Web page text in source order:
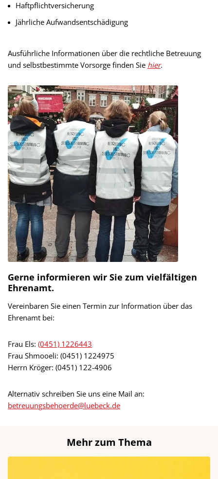
Haftpflichtversicherung
Jährliche Aufwandsentschädigung
Ausführliche Informationen über die rechtliche Betreuung
und selbstbestimmte Vorsorge finden Sie hier.
Gerne informieren wir Sie zum vielfältigen
Ehrenamt.
Vereinbaren Sie einen Termin zur Information über das
Ehrenamt bei:
Frau Els: (0451) 1226443
Frau Shmooeli: (0451) 1224975
Herrn Kröger: (0451) 122-4906
Alternativ schreiben Sie uns eine Mail an:
betreuungsbehoerde@luebeck.de
Mehr zum Thema